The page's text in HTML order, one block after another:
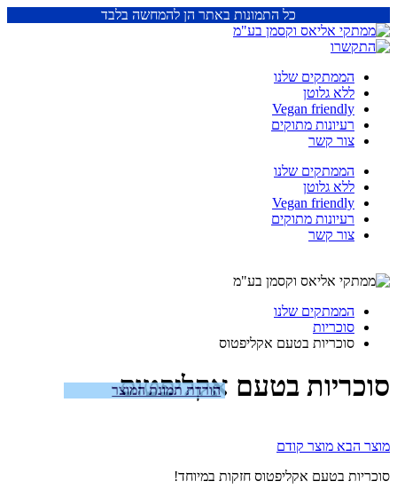
כל התמונות באתר הן להמחשה בלבד
הממתקים שלנו
ללא גלוטן
Vegan friendly
רעיונות מתוקים
צור קשר
הממתקים שלנו
ללא גלוטן
Vegan friendly
רעיונות מתוקים
צור קשר
הממתקים שלנו
סוכריות
סוכריות בטעם אקליפטוס
סוכריות בטעם אקליפטוס
הורדת תמונת המוצר
מוצר הבא מוצר קודם
סוכריות בטעם אקליפטוס חזקות במיוחד!